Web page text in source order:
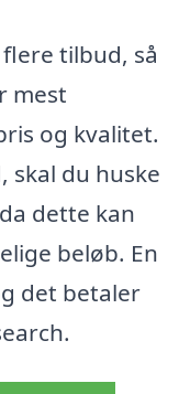
tilbud, så
mest
og kvalitet.
skal du huske
dette kan
beløb. En
det betaler